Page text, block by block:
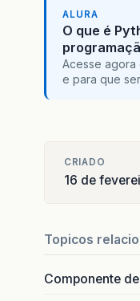
ALURA
O que é
Acesse agora
e para que
CRIADO
16 de
Topicos
Componente